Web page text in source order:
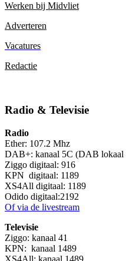
Werken bij Midvliet
Adverteren
Vacatures
Redactie
Radio & Televisie
Radio
Ether: 107.2 Mhz
DAB+: kanaal 5C (DAB lokaal
Ziggo digitaal: 916
KPN digitaal: 1189
XS4All digitaal: 1189
Odido digitaal:2192
Of via de livestream
Televisie
Ziggo: kanaal 41
KPN: kanaal 1489
XS4All: kanaal 1489